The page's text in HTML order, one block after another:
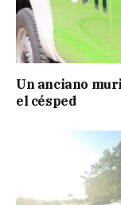
Un anciano
el césped